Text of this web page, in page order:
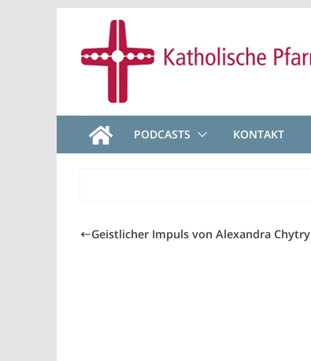
springen
PODCASTS KONTAKT
Geistlicher Impuls von Alexandra Chytry